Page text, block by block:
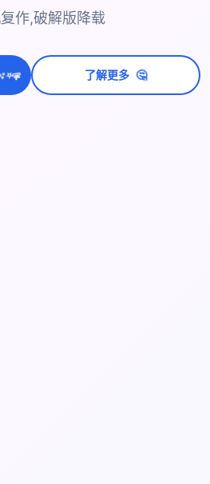
作,破解版降载
⭐💫 了解更多 🤔